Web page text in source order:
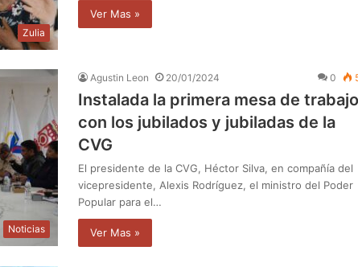
Zulia
Ver Mas »
Noticias
Agustin Leon 20/01/2024 0
Instalada la primera mesa de trabajo
con los jubilados y jubiladas de la
CVG
El presidente de la CVG, Héctor Silva, en compañía del
vicepresidente, Alexis Rodríguez, el ministro del Poder
Popular para el…
Ver Mas »